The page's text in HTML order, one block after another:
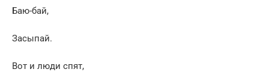
Баю-бай,
Засыпай.
Вот и люди спят,